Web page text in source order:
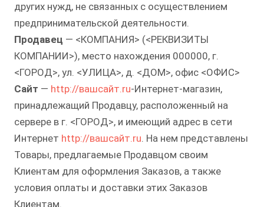
других нужд, не связанных с осуществлением
предпринимательской деятельности.
Продавец — <КОМПАНИЯ> (<РЕКВИЗИТЫ
КОМПАНИИ>), место нахождения 000000, г.
<ГОРОД>, ул. <УЛИЦА>, д. <ДОМ>, офис <ОФИС>
Сайт — http://вашсайт.ru-Интернет-магазин,
принадлежащий Продавцу, расположенный на
сервере в г. <ГОРОД>, и имеющий адрес в сети
Интернет http://вашсайт.ru. На нем представлены
Товары, предлагаемые Продавцом своим
Клиентам для оформления Заказов, а также
условия оплаты и доставки этих Заказов
Клиентам.